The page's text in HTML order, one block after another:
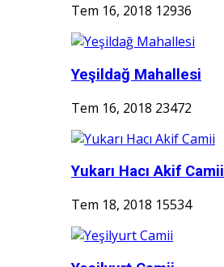
Tem 16, 2018 12936
Yeşildağ Mahallesi
Tem 16, 2018 23472
Yukarı Hacı Akif Camii
Tem 18, 2018 15534